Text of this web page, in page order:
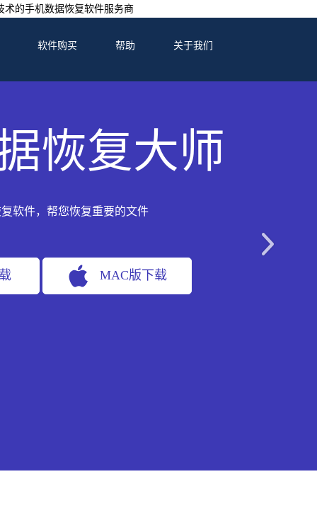
术的手机数据恢复软件服务商
软件购买 帮助 关于我们
恢复大师
软件，帮您恢复重要的文件
MAC版下载